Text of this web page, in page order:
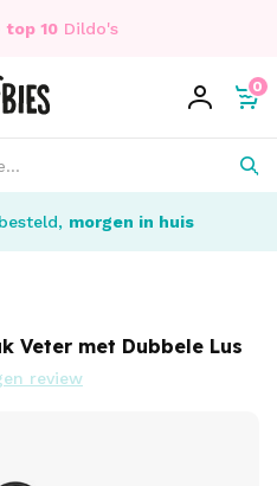
top 10 Dildo's
0
morgen in huis
Veter met Dubbele Lus
review